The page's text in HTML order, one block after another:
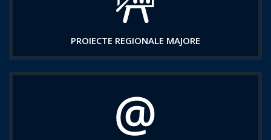
PROIECTE REGIONALE MAJORE